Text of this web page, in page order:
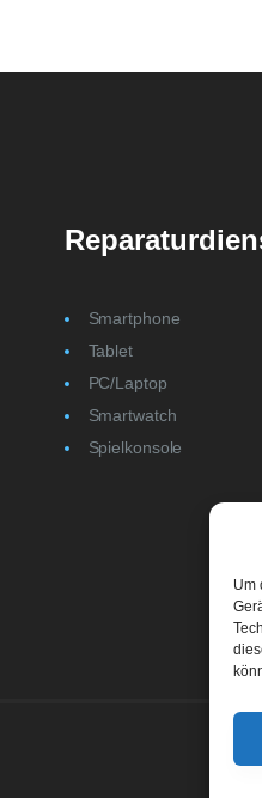
Um
Smartphone
Tablet
PC/Laptop
Smartwatch
Spielkonsole